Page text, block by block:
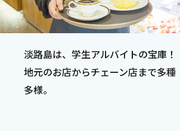
淡路島は、学生アルバイトの宝庫！
地元のお店からチェーン店まで多種
多様。